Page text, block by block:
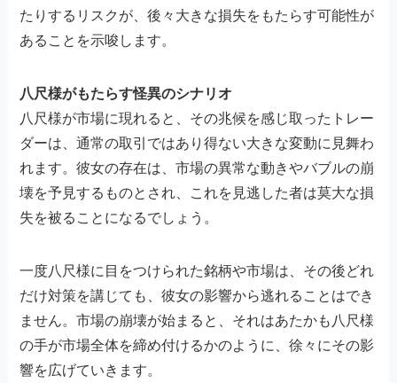
たりするリスクが、後々大きな損失をもたらす可能性が
あることを示唆します。
八尺様がもたらす怪異のシナリオ
八尺様が市場に現れると、その兆候を感じ取ったトレー
ダーは、通常の取引ではあり得ない大きな変動に見舞わ
れます。彼女の存在は、市場の異常な動きやバブルの崩
壊を予見するものとされ、これを見逃した者は莫大な損
失を被ることになるでしょう。
一度八尺様に目をつけられた銘柄や市場は、その後どれ
だけ対策を講じても、彼女の影響から逃れることはでき
ません。市場の崩壊が始まると、それはあたかも八尺様
の手が市場全体を締め付けるかのように、徐々にその影
響を広げていきます。